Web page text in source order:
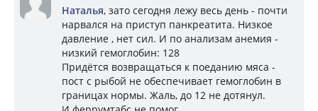
Наталья, зато сегодня лежу весь день - почти
нарвался на приступ панкреатита. Низкое
давление , нет сил. И по анализам анемия -
низкий гемоглобин: 128
Придётся возвращаться к поеданию мяса -
пост с рыбой не обеспечивает гемоглобин в
границах нормы. Жаль, до 12 не дотянул.